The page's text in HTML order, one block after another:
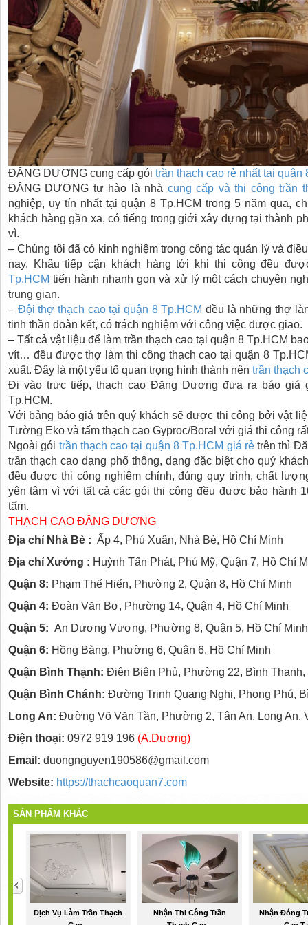
ĐĂNG DƯƠNG cung cấp gói trần thạch cao rẻ nhấttại quận
ĐĂNG DƯƠNG tự hào là nhà cung cấp và thi công trần
nghiệp, uy tín nhất tại quận 8 Tp.HCM trong 5 năm qua,
khách hàng gần xa, có tiếng trong giới xây dựng tại thành
vì.
– Chúng tôi đã có kinh nghiệm trong công tác quản lý và
nay. Khâu tiếp cận khách hàng tới khi thi công đều
Tp.HCM tiến hành nhanh gọn và xử lý một cách chuyên
trung gian.
– Đội thợ thạch caotại quận 8 Tp.HCM đều là những thợ
tinh thần đoàn kết, có trách nghiệm với công việc được giao.
– Tất cả vật liệu để làm trần thạch cao tại quận 8 Tp.HCM
vít… đều được thợ làm thi công thạch caotại quận 8
xuất. Đây là một yếu tố quan trọng hình thành nên trần thạch
Đi vào trực tiếp, thạch cao Đăng Dương đưa ra báo giá
Tp.HCM.
Với bảng báo giá trên quý khách sẽ được thi công bởi vật
Tường Eko và tấm thạch cao Gyproc/Boral với giá thi công
Ngoài gói trần thạch caotại quận 8 Tp.HCM giá rẻtrên thì
trần thạch cao dạng phổ thông, dạng đặc biệt cho quý
đều được thi công nghiêm chỉnh, đúng quy trình, chất
yên tâm vì với tất cả các gói thi công đều được bảo hành
tấm.
THẠCH CAO ĐĂNG DƯƠNG
Địa chỉ Nhà Bè : Ấp 4, Phú Xuân, Nhà Bè, Hồ Chí Minh
Địa chỉ Xưởng : Huỳnh Tấn Phát, Phú Mỹ, Quận 7, Hồ Chí
Quận 8: Phạm Thế Hiển, Phường 2, Quận 8, Hồ Chí Minh
Quận 4: Đoàn Văn Bơ, Phường 14, Quận 4, Hồ Chí Minh
Quận 5: An Dương Vương, Phường 8, Quận 5, Hồ Chí Minh
Quận 6: Hồng Bàng, Phường 6, Quận 6, Hồ Chí Minh
Quận Bình Thạnh: Điện Biên Phủ, Phường 22, Bình Thạnh,
Quận Bình Chánh: Đường Trịnh Quang Nghị, Phong Phú,
Long An: Đường Võ Văn Tần, Phường 2, Tân An, Long An,
Điện thoại: 0972 919 196 (A.Dương)
Email: duongnguyen190586@gmail.com
Website: https://thachcaoquan7.com
SẢN PHẨM KHÁC
Dịch Vụ Làm Trần Thạch
Nhận Thi Công Trần
Nhận Đóng